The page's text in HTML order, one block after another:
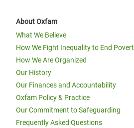
About Oxfam
What We Believe
How We Fight Inequality to End
How We Are Organized
Our History
Our Finances and Accountability
Oxfam Policy & Practice
Our Commitment to Safeguarding
Frequently Asked Questions